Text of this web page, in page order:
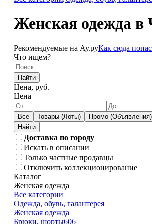
Женская одежда в
Рекомендуемые на Ау.руКак сюда
Что ищем?
Найти
Цена, руб.
Цена
Все Товары (Лоты) Промо (Объявления)
Доставка по городу
Искать в описании
Только частные продавцы
Отключить коллекционирование
Каталог
Женская одежда
Все категории
Одежда, обувь, галантерея
Женская одежда
Брюки, шорты606